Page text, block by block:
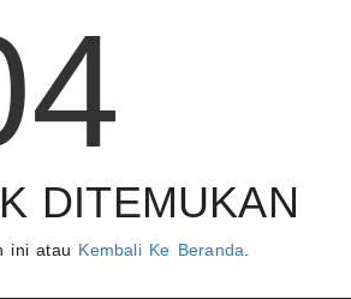
DITEMUKAN
ini atau Kembali Ke Beranda